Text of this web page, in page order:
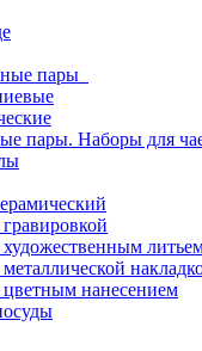
пары
пары. Наборы для
нанесением